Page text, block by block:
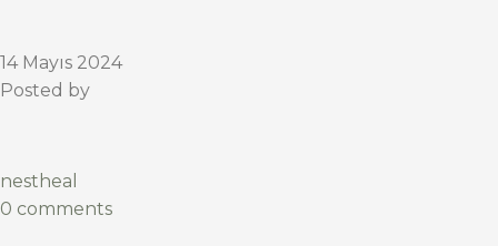
14 Mayıs 2024
Posted by
nestheal
0 comments